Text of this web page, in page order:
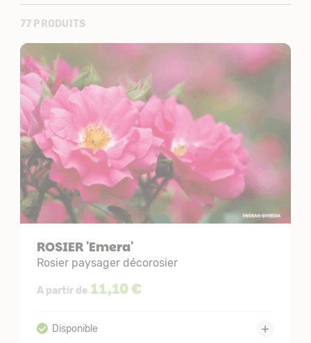
77 PRODUITS
ROSIER 'Emera'
Rosier paysager décorosier
A partir de 11,10 €